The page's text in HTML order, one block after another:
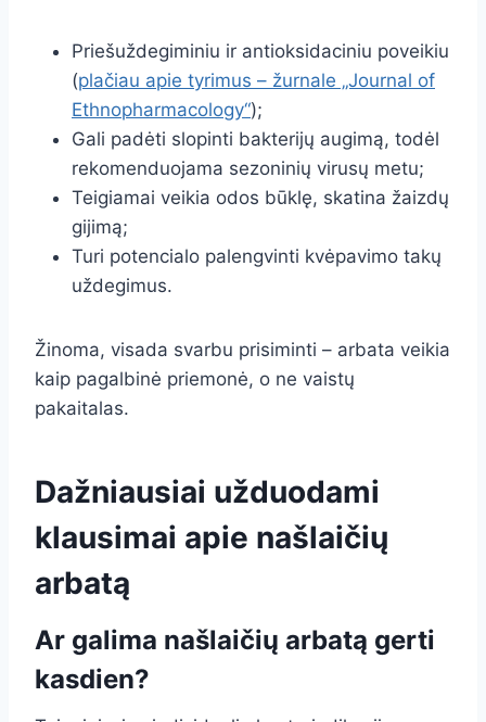
Priešuždegiminiu ir antioksidaciniu poveikiu
(plačiau apie tyrimus – žurnale „Journal of
Ethnopharmacology“);
Gali padėti slopinti bakterijų augimą, todėl
rekomenduojama sezoninių virusų metu;
Teigiamai veikia odos būklę, skatina žaizdų
gijimą;
Turi potencialo palengvinti kvėpavimo takų
uždegimus.
Žinoma, visada svarbu prisiminti – arbata veikia
kaip pagalbinė priemonė, o ne vaistų
pakaitalas.
Dažniausiai užduodami
klausimai apie našlaičių
arbatą
Ar galima našlaičių arbatą gerti
kasdien?